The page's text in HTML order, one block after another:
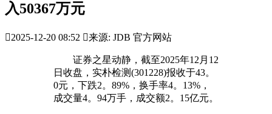
入50367万元
2025-12-20 08:52 来源: JDB 官方网站
证券之星动静，截至2025年12月12
日收盘，实朴检测(301228)报收于43。
0元，下跌2。89%，换手率4。13%，
成交量4。94万手，成交额2。15亿元。